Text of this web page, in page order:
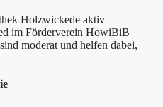
Holzwickede aktiv
im Förderverein HowiBiB
moderat und helfen dabei,